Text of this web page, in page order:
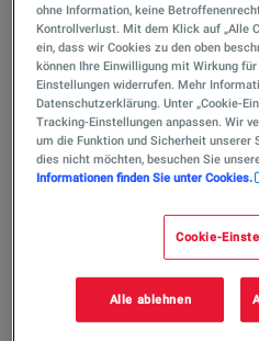
Telefon:0611
E-Mail:
Kontakt
Statusmeldung
Sorry… This form
new submissions.
ohne Information, keine
Kontrollverlust. Mit dem Klick auf „Alle
ein, dass wir Cookies zu den oben
können Ihre Einwilligung mit Wirkung
Einstellungen widerrufen. Mehr
Datenschutzerklärung. Unter „Cookie-
Tracking-Einstellungen anpassen. Wir
um die Funktion und Sicherheit unserer
dies nicht möchten, besuchen Sie
Informationen finden Sie unter Cookies.
Cookie-
Alle ablehnen